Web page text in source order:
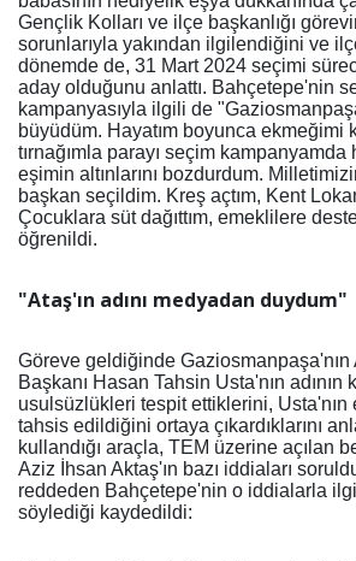
Gençlik Kolları ve ilçe başkanlığı
sorunlarıyla yakından ilgilendiğini ve
dönemde de, 31 Mart 2024 seçimi
aday olduğunu anlattı. Bahçetepe'nin
kampanyasıyla ilgili de
büyüdüm. Hayatım boyunca ekmeğimi
tırnağımla parayı seçim kampanyamda
eşimin altınlarını bozdurdum.
başkan seçildim. Kreş açtım, Kent
Çocuklara süt dağıttım, emeklilere
öğrenildi.
"Ataş'ın adını medyadan duydum"
Göreve geldiğinde
Başkanı Hasan Tahsin Usta'nın adının
usulsüzlükleri tespit ettiklerini, Usta'nın
tahsis edildiğini ortaya çıkardıklarını
kullandığı araçla, TEM üzerine açılan
Aziz İhsan Aktaş'ın bazı iddiaları
reddeden Bahçetepe'nin o iddialarla
söylediği kaydedildi: